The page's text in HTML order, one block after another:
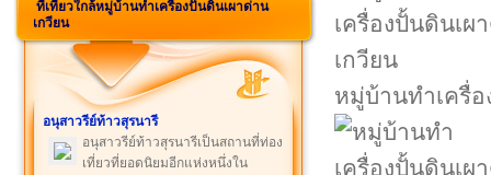
ที่เที่ยวใกล้หมู่บ้านทำเครื่องปั้นดินเผาด่าน
เกวียน
อนุสาวรีย์ท้าวสุรนารี
อนุสาวรีย์ท้าวสุรนารีเป็นสถานที่ท่อง
เที่ยวที่ยอดนิยมอีกแห่งหนึ่งใน
หมู่บ้านทำเครื่อ